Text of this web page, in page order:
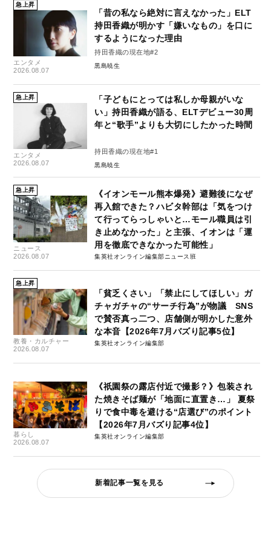
急上昇
エンタメ
2026.08.07
「昔の私なら絶対に言えなかった」ELT
持田香織が明かす「嫌いなもの」を口に
するようになった理由
持田香織の現在地#2
黒島暁生
急上昇
エンタメ
2026.08.07
「子どもにとっては私しか母親がいな
い」持田香織が語る、ELTデビュー30周
年と“歌手”よりも大切にしたかった時間
持田香織の現在地#1
黒島暁生
急上昇
ニュース
2026.08.07
《イオンモール熊本爆発》避難後になぜ
再入館できた？ハビタ幹部は「気をつけ
て行ってらっしゃいと…モール職員は引
き止めなかった」と主張、イオンは「運
用を徹底できなかった可能性」
集英社オンライン編集部ニュース班
急上昇
教養・カルチャー
2026.08.07
「貧乏くさい」「禁止にしてほしい」ガ
チャガチャの“サーチ行為”が物議 SNS
で賛否真っ二つ、店舗側が明かした意外
な本音【2026年7月バズり記事5位】
集英社オンライン編集部
暮らし
2026.08.07
《祇園祭の露店付近で撮影？》包装され
た焼きそば麺が「地面に直置き…」 夏祭
りで食中毒を避ける“店選び”のポイント
【2026年7月バズり記事4位】
集英社オンライン編集部
新着記事一覧を見る